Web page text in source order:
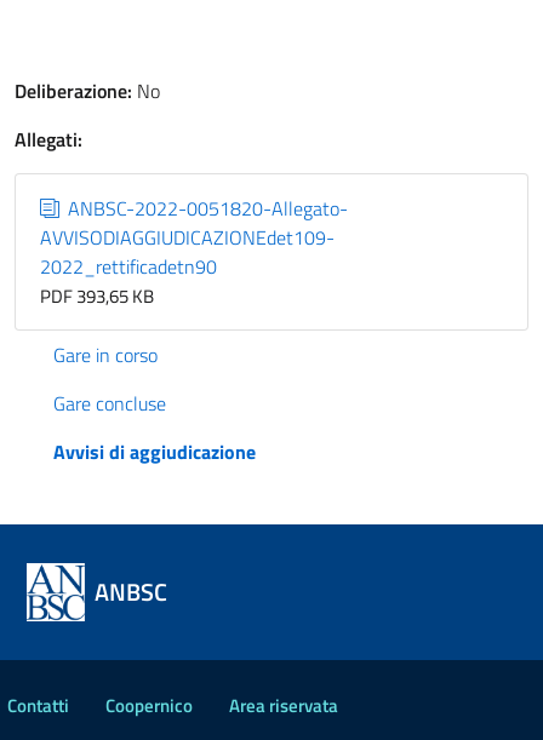
Deliberazione: No
Allegati:
ANBSC-2022-0051820-Allegato-
AVVISODIAGGIUDICAZIONEdet109-
2022_rettificadetn90
PDF 393,65 KB
Gare in corso
Gare concluse
Avvisi di aggiudicazione
ANBSC
Contatti Coopernico Area riservata